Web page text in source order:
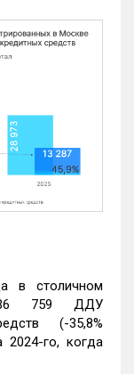
в столичном
36 759 ДДУ
(-35,8%
2024-го, когда